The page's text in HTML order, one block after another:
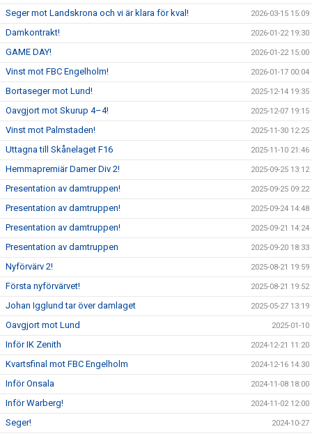
Seger mot Landskrona och vi är klara för kval! 2026-03-15 15:09
Damkontrakt! 2026-01-22 19:30
GAME DAY! 2026-01-22 15:00
Vinst mot FBC Engelholm! 2026-01-17 00:04
Bortaseger mot Lund! 2025-12-14 19:35
Oavgjort mot Skurup 4–4! 2025-12-07 19:15
Vinst mot Palmstaden! 2025-11-30 12:25
Uttagna till Skånelaget F16 2025-11-10 21:46
Hemmapremiär Damer Div 2! 2025-09-25 13:12
Presentation av damtruppen! 2025-09-25 09:22
Presentation av damtruppen! 2025-09-24 14:48
Presentation av damtruppen! 2025-09-21 14:24
Presentation av damtruppen 2025-09-20 18:33
Nyförvärv 2! 2025-08-21 19:59
Första nyförvärvet! 2025-08-21 19:52
Johan Igglund tar över damlaget 2025-05-27 13:19
Oavgjort mot Lund 2025-01-10
Inför IK Zenith 2024-12-21 11:20
Kvartsfinal mot FBC Engelholm 2024-12-16 14:30
Inför Onsala 2024-11-08 18:00
Inför Warberg! 2024-11-02 12:00
Seger! 2024-10-27